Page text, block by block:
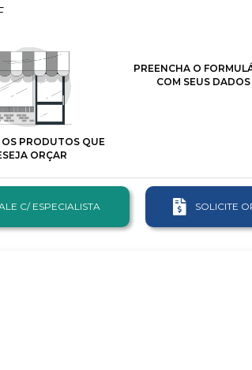
OS PRODUTOS QUE
ORÇAR
PREENCHA O
COM SEUS DADOS
C/ ESPECIALISTA SOLICITE